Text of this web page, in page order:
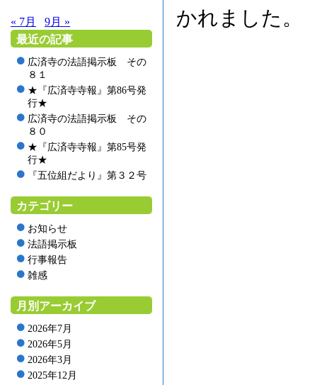
« 7月
9月 »
最近の記事
広済寺の法語掲示板 その
８１
★『広済寺寺報』第86号発
行★
広済寺の法語掲示板 その
８０
★『広済寺寺報』第85号発
行★
『五位組だより』第３２号
カテゴリー
お知らせ
法語掲示板
行事報告
雑感
月別アーカイブ
2026年7月
2026年5月
2026年3月
2025年12月
かれました。